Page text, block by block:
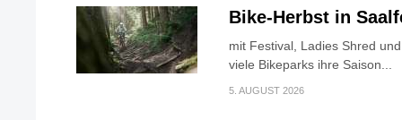
Bike-Herbst in
mit Festival, Ladies Shred
viele Bikeparks ihre Saison...
5. AUGUST 2026